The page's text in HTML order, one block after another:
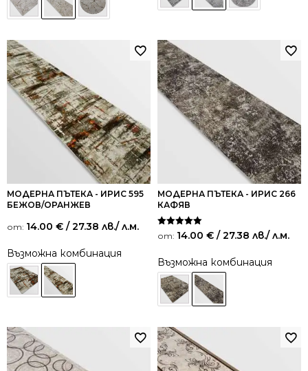
МОДЕРНА ПЪТЕКА - ИРИС 595
БЕЖОВ/ОРАНЖЕВ
от: 14.00 € / 27.38 лв./ л.м.
Възможна комбинация
МОДЕРНА ПЪТЕКА - ИРИС 266
КАФЯВ
Оценено на
5.00
от: 14.00 € / 27.38 лв./ л.м.
Възможна комбинация